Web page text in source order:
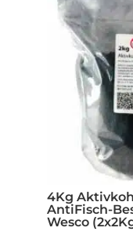
4Kg
AntiFisch-
Wesco